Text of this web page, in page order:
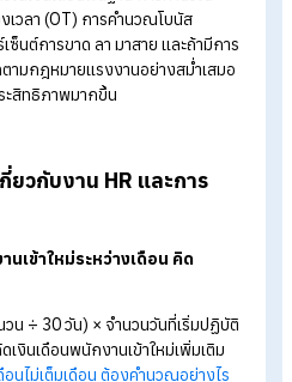
) ÷ 2
= (จำนวนพนักงานที่ลาออก ÷
ย) x 100
มได้ที่ >>>วิธีการคำนวณ Turnover
Turnover Rate
ำงาน ให้การคำนวณ